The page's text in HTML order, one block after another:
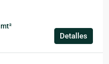
mt²
Detalles